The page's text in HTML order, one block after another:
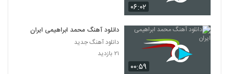
۰۶:۰۲
۰۰:۵۹
دانلود آهنگ محمد ابراهیمی ایران
دانلود آهنگ جدید
۲۱ بازدید